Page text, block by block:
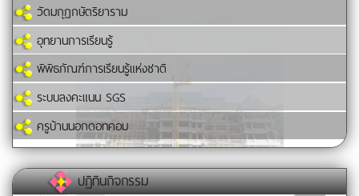
วัดมกุฏกษัตริยาราม
อุทยานการเรียนรู้
พิพิธภัณฑ์การเรียนรู้แห่งชาติ
ระบบลงคะแนน SGS
ครูบ้านนอกดอทคอม
ปฏิทินกิจกรรม